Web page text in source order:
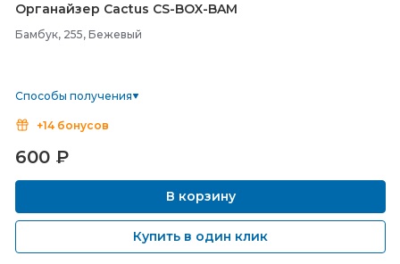
Органайзер Cactus CS-BOX-BAM
Бамбук, 255, Бежевый
Способы получения
+14 бонусов
600 ₽
В корзину
Купить в один клик